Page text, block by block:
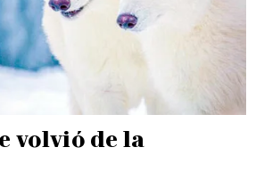
volvió de la